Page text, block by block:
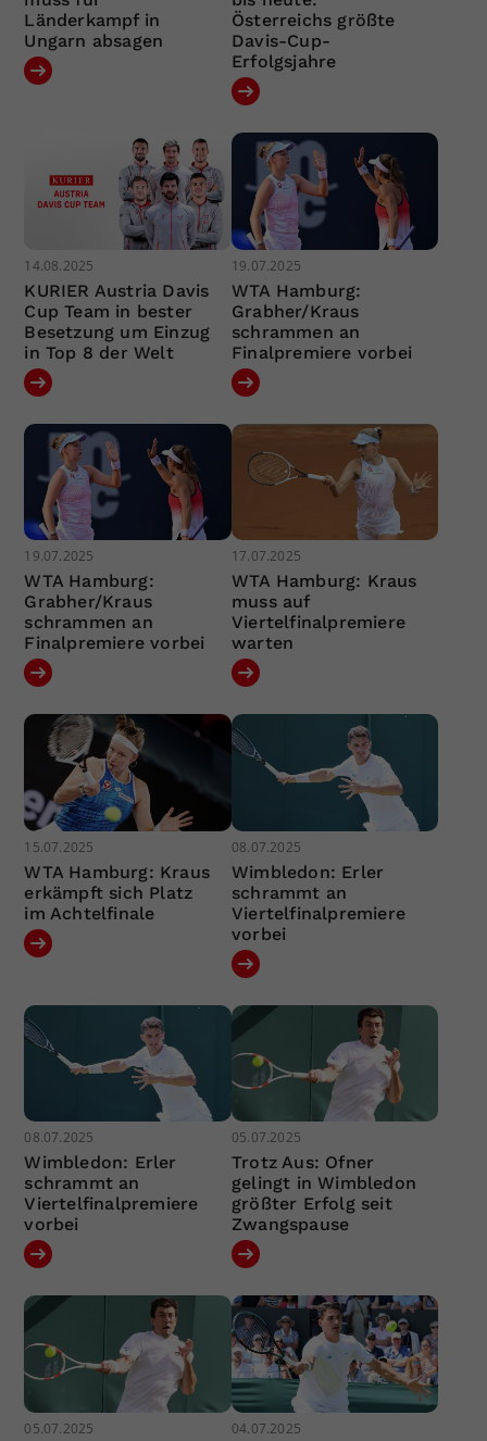
Länderkampf in
Ungarn absagen
Österreichs größte
Davis-Cup-
Erfolgsjahre
14.08.2025
KURIER Austria Davis
Cup Team in bester
Besetzung um Einzug
in Top 8 der Welt
19.07.2025
WTA Hamburg:
Grabher/Kraus
schrammen an
Finalpremiere vorbei
19.07.2025
WTA Hamburg:
Grabher/Kraus
schrammen an
Finalpremiere vorbei
17.07.2025
WTA Hamburg: Kraus
muss auf
Viertelfinalpremiere
warten
15.07.2025
WTA Hamburg: Kraus
erkämpft sich Platz
im Achtelfinale
08.07.2025
Wimbledon: Erler
schrammt an
Viertelfinalpremiere
vorbei
08.07.2025
Wimbledon: Erler
schrammt an
Viertelfinalpremiere
vorbei
05.07.2025
Trotz Aus: Ofner
gelingt in Wimbledon
größter Erfolg seit
Zwangspause
05.07.2025 04.07.2025